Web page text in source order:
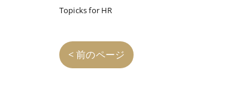
Topicks for HR
< 前のページ